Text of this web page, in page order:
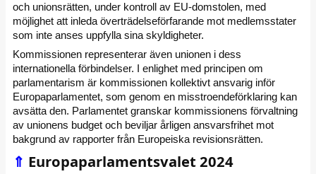
och unionsrätten, under kontroll av EU-domstolen, med
möjlighet att inleda överträdelseförfarande mot medlemsstater
som inte anses uppfylla sina skyldigheter.
Kommissionen representerar även unionen i dess
internationella förbindelser. I enlighet med principen om
parlamentarism är kommissionen kollektivt ansvarig inför
Europaparlamentet, som genom en misstroendeförklaring kan
avsätta den. Parlamentet granskar kommissionens förvaltning
av unionens budget och beviljar årligen ansvarsfrihet mot
bakgrund av rapporter från Europeiska revisionsrätten.
⇑ Europaparlamentsvalet 2024